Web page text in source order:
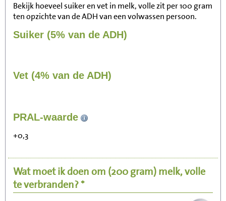
Bekijk hoeveel suiker en vet in melk, volle zit per 100 gram
ten opzichte van de ADH van een volwassen persoon.
Suiker (5% van de ADH)
Vet (4% van de ADH)
PRAL-waarde
+0,3
Wat moet ik doen om (200 gram)melk, volle
te verbranden? *
Zitten, tv kijken
Wandelen (5 km/uur) 22